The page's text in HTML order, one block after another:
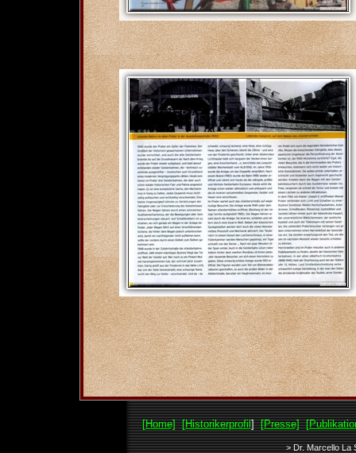
[Home] [Historikerprofil] [Presse]
> Dr. Marcello La